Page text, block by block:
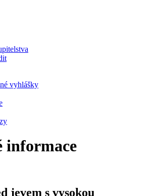
vyhlášky
informace
jevem s vysokou